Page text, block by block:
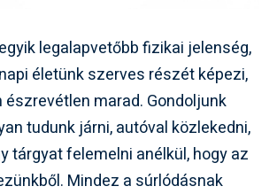
legalapvetőbb fizikai jelenség,
életünk szerves részét képezi,
észrevétlen marad. Gondoljunk
tudunk járni, autóval közlekedni,
tárgyat felemelni anélkül, hogy az
Mindez a súrlódásnak